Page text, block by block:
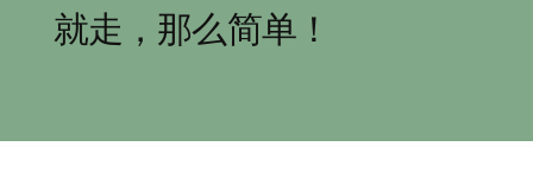
就走，那么简单！